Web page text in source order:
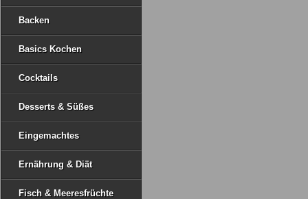
Backen
Basics Kochen
Cocktails
Desserts & Süßes
Eingemachtes
Ernährung & Diät
Fisch & Meeresfrüchte